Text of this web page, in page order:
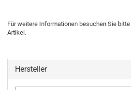
Für weitere Informationen besuchen Sie
Artikel.
Hersteller